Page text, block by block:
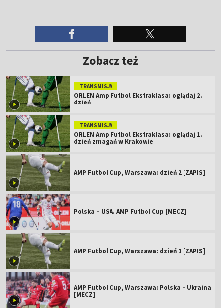
Zobacz też
TRANSMISJA
ORLEN Amp Futbol Ekstraklasa: oglądaj 2.
dzień
TRANSMISJA
ORLEN Amp Futbol Ekstraklasa: oglądaj 1.
dzień zmagań w Krakowie
AMP Futbol Cup, Warszawa: dzień 2 [ZAPIS]
Polska – USA. AMP Futbol Cup [MECZ]
AMP Futbol Cup, Warszawa: dzień 1 [ZAPIS]
AMP Futbol Cup, Warszawa: Polska – Ukraina
[MECZ]